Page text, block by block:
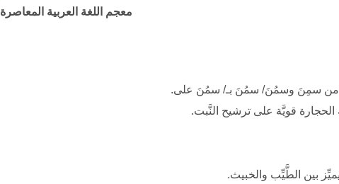
معجم اللغة العربية المعاصرة
من سمِنَ وسمُنَ/ سمُنَ بـ/ سمُنَ على.
الحجارة قويَّة على ترشيح النَّبت.
بين الطَّيِّب والخبيث.